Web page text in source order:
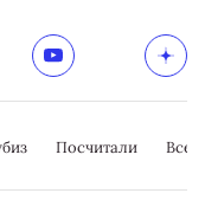
Посчитали